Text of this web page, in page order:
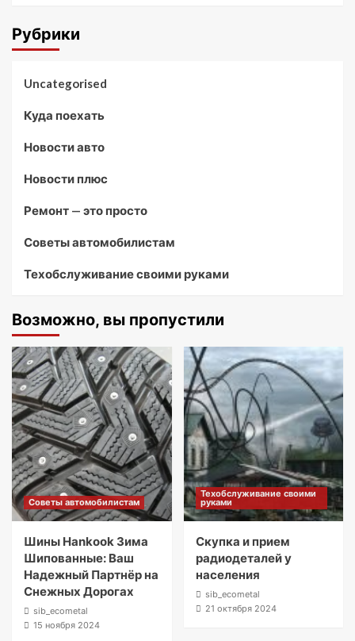
Рубрики
Uncategorised
Куда поехать
Новости авто
Новости плюс
Ремонт — это просто
Советы автомобилистам
Техобслуживание своими руками
Возможно, вы пропустили
Советы автомобилистам
Шины Hankook Зима
Шипованные: Ваш
Надежный Партнёр на
Снежных Дорогах
sib_ecometal
15 ноября 2024
Техобслуживание своими
руками
Скупка и прием
радиодеталей у
населения
sib_ecometal
21 октября 2024